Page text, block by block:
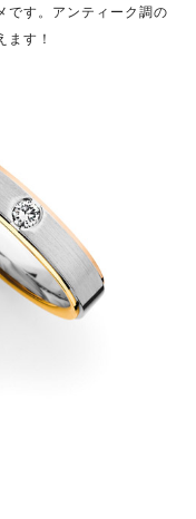
です。アンティーク調の
す！